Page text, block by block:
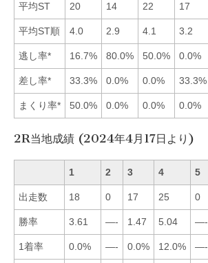
平均ST 20 14 22 17
平均ST順 4.0 2.9 4.1 3.2
逃し率* 16.7% 80.0% 50.0% 0.0%
差し率* 33.3% 0.0% 0.0% 33.3%
まくり率* 50.0% 0.0% 0.0% 0.0%
2R当地成績 (2024年4月17日より)
1 2 3 4 5
出走数 18 0 17 25 0
勝率 3.61 —- 1.47 5.04 —-
1着率 0.0% —- 0.0% 12.0% —-